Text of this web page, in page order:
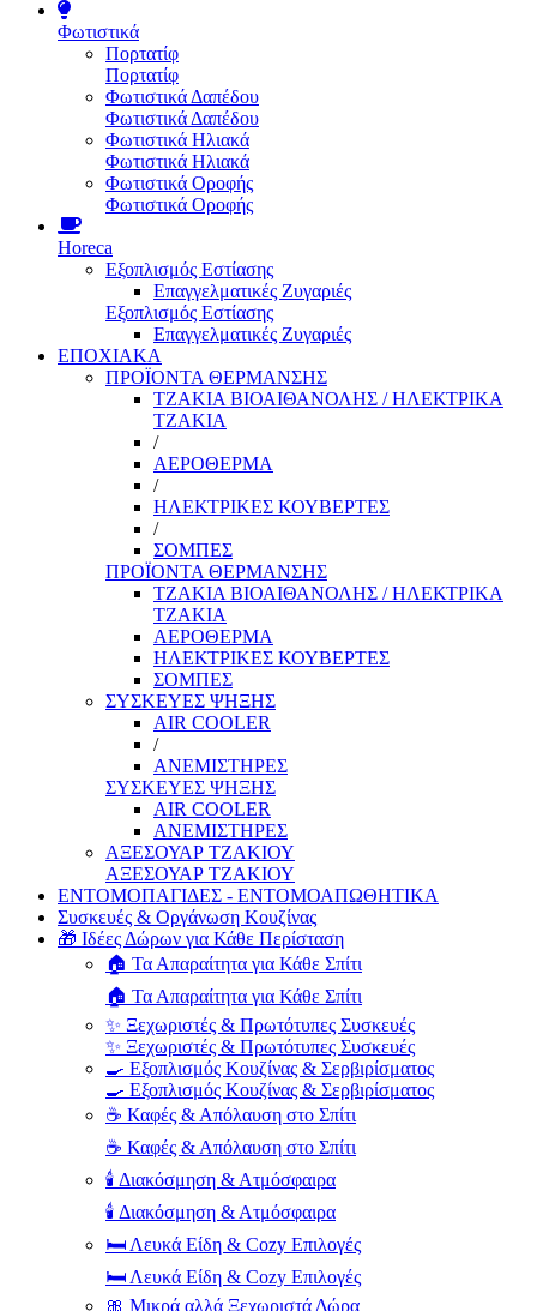
Φωτιστικά
Πορτατίφ
Πορτατίφ
Φωτιστικά Δαπέδου
Φωτιστικά Δαπέδου
Φωτιστικά Ηλιακά
Φωτιστικά Ηλιακά
Φωτιστικά Οροφής
Φωτιστικά Οροφής
Horeca
Εξοπλισμός Εστίασης
Επαγγελματικές Ζυγαριές
Εξοπλισμός Εστίασης
Επαγγελματικές Ζυγαριές
ΕΠΟΧΙΑΚΑ
ΠΡΟΪΟΝΤΑ ΘΕΡΜΑΝΣΗΣ
ΤΖΑΚΙΑ ΒΙΟΑΙΘΑΝΟΛΗΣ / ΗΛΕΚΤΡΙΚΑ
ΤΖΑΚΙΑ
/
ΑΕΡΟΘΕΡΜΑ
/
ΗΛΕΚΤΡΙΚΕΣ ΚΟΥΒΕΡΤΕΣ
/
ΣΟΜΠΕΣ
ΠΡΟΪΟΝΤΑ ΘΕΡΜΑΝΣΗΣ
ΤΖΑΚΙΑ ΒΙΟΑΙΘΑΝΟΛΗΣ / ΗΛΕΚΤΡΙΚΑ
ΤΖΑΚΙΑ
ΑΕΡΟΘΕΡΜΑ
ΗΛΕΚΤΡΙΚΕΣ ΚΟΥΒΕΡΤΕΣ
ΣΟΜΠΕΣ
ΣΥΣΚΕΥΕΣ ΨΗΞΗΣ
AIR COOLER
/
ΑΝΕΜΙΣΤΗΡΕΣ
ΣΥΣΚΕΥΕΣ ΨΗΞΗΣ
AIR COOLER
ΑΝΕΜΙΣΤΗΡΕΣ
ΑΞΕΣΟΥΑΡ ΤΖΑΚΙΟΥ
ΑΞΕΣΟΥΑΡ ΤΖΑΚΙΟΥ
ΕΝΤΟΜΟΠΑΓΙΔΕΣ - ΕΝΤΟΜΟΑΠΩΘΗΤΙΚΑ
Συσκευές & Οργάνωση Κουζίνας
🎁 Ιδέες Δώρων για Κάθε Περίσταση
🏠 Τα Απαραίτητα για Κάθε Σπίτι
🏠 Τα Απαραίτητα για Κάθε Σπίτι
✨ Ξεχωριστές & Πρωτότυπες Συσκευές
✨ Ξεχωριστές & Πρωτότυπες Συσκευές
🍳 Εξοπλισμός Κουζίνας & Σερβιρίσματος
🍳 Εξοπλισμός Κουζίνας & Σερβιρίσματος
☕ Καφές & Απόλαυση στο Σπίτι
☕ Καφές & Απόλαυση στο Σπίτι
🕯️ Διακόσμηση & Ατμόσφαιρα
🕯️ Διακόσμηση & Ατμόσφαιρα
🛏️ Λευκά Είδη & Cozy Επιλογές
🛏️ Λευκά Είδη & Cozy Επιλογές
🎀 Μικρά αλλά Ξεχωριστά Δώρα